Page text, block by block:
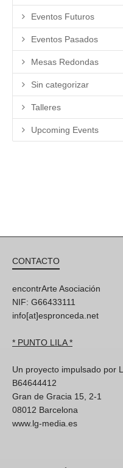
Eventos Futuros
Eventos Pasados
Mesas Redondas
Sin categorizar
Talleres
Upcoming Events
CONTACTO
encontrArte Asociación
NIF: G66433111
info[at]espronceda.net
* PUNTO LILA *
Un proyecto impulsado por
B64644412
Gran de Gracia 15, 2-1
08012 Barcelona
www.lg-media.es